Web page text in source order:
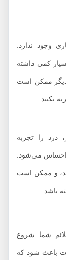
ندارد.
کمی داشته
ممکن است
را تجربه
می‌شود.
ممکن است
شما شروع
شود که